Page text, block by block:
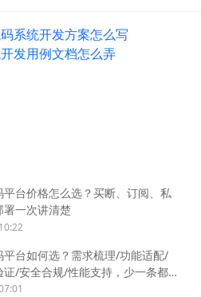
系统开发方案怎么写
发用例文档怎么弄
平台价格怎么选？买断、订阅、私
署一次讲清楚
平台如何选？需求梳理/功能适配/
证/安全合规/性能支持，少一条都